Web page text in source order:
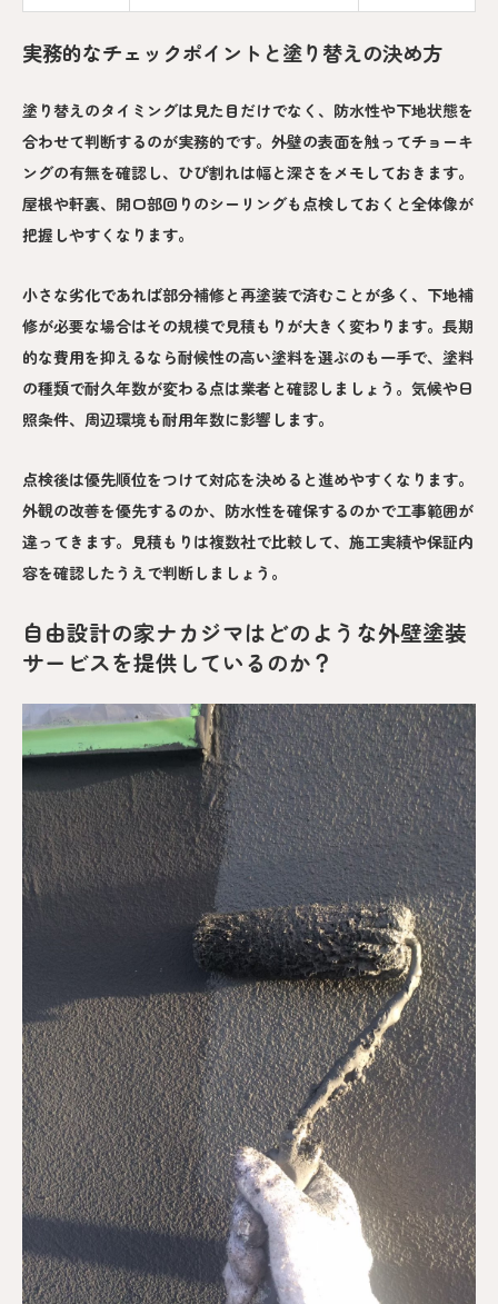
実務的なチェックポイントと塗り替えの決め方
塗り替えのタイミングは見た目だけでなく、防水性や下地状態を
合わせて判断するのが実務的です。外壁の表面を触ってチョーキ
ングの有無を確認し、ひび割れは幅と深さをメモしておきます。
屋根や軒裏、開口部回りのシーリングも点検しておくと全体像が
把握しやすくなります。
小さな劣化であれば部分補修と再塗装で済むことが多く、下地補
修が必要な場合はその規模で見積もりが大きく変わります。長期
的な費用を抑えるなら耐候性の高い塗料を選ぶのも一手で、塗料
の種類で耐久年数が変わる点は業者と確認しましょう。気候や日
照条件、周辺環境も耐用年数に影響します。
点検後は優先順位をつけて対応を決めると進めやすくなります。
外観の改善を優先するのか、防水性を確保するのかで工事範囲が
違ってきます。見積もりは複数社で比較して、施工実績や保証内
容を確認したうえで判断しましょう。
自由設計の家ナカジマはどのような外壁塗装
サービスを提供しているのか？